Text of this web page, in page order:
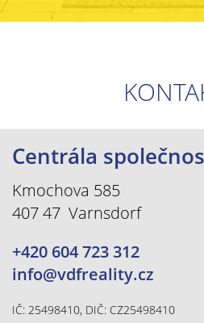
Centrála
Kmochova 585
407 47 Varnsdorf
+420 604 723 312
info@vdfreality.cz
IČ: 25498410, DIČ: CZ25498410